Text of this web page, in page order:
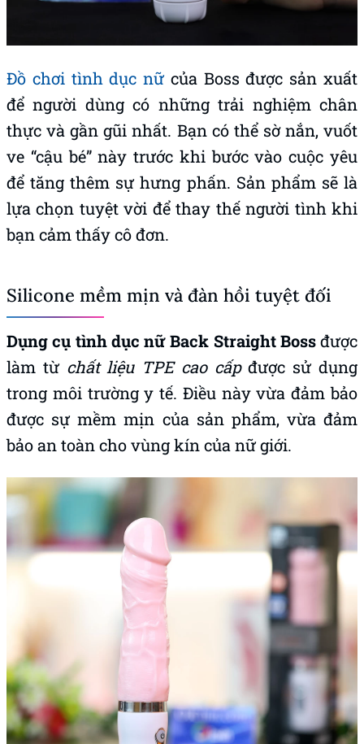
Đồ chơi tình dục nữcủa Boss được sản xuất
để người dùng có những trải nghiệm chân
thực và gần gũi nhất. Bạn có thể sờ nắn, vuốt
ve “cậu bé” này trước khi bước vào cuộc yêu
để tăng thêm sự hưng phấn. Sản phẩm sẽ là
lựa chọn tuyệt vời để thay thế người tình khi
bạn cảm thấy cô đơn.
Silicone mềm mịn và đàn hồi tuyệt đối
Dụng cụ tình dục nữ Back Straight Bossđược
làm từ chất liệu TPE cao cấpđược sử dụng
trong môi trường y tế. Điều này vừa đảm bảo
được sự mềm mịn của sản phẩm, vừa đảm
bảo an toàn cho vùng kín của nữ giới.